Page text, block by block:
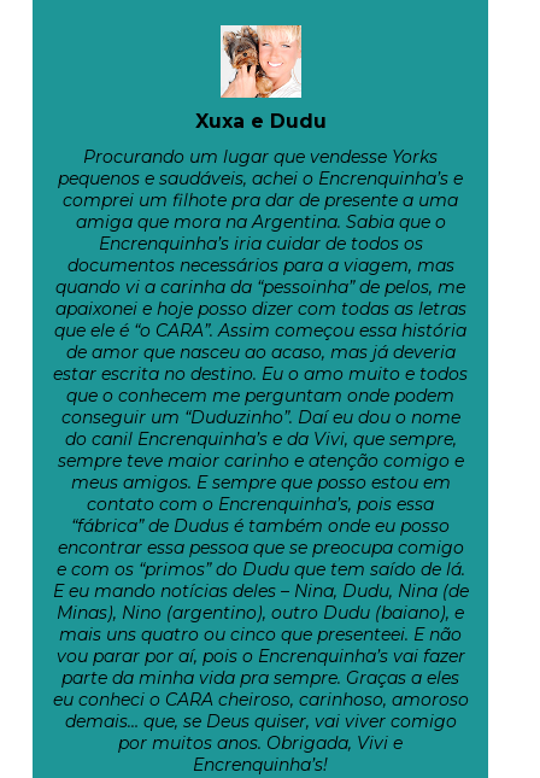
Xuxa e Dudu
Procurando um lugar que vendesse Yorks
pequenos e saudáveis, achei o Encrenquinha’s e
comprei um filhote pra dar de presente a uma
amiga que mora na Argentina. Sabia que o
Encrenquinha’s iria cuidar de todos os
documentos necessários para a viagem, mas
quando vi a carinha da “pessoinha” de pelos, me
apaixonei e hoje posso dizer com todas as letras
que ele é “o CARA”. Assim começou essa história
de amor que nasceu ao acaso, mas já deveria
estar escrita no destino. Eu o amo muito e todos
que o conhecem me perguntam onde podem
conseguir um “Duduzinho”. Daí eu dou o nome
do canil Encrenquinha’s e da Vivi, que sempre,
sempre teve maior carinho e atenção comigo e
meus amigos. E sempre que posso estou em
contato com o Encrenquinha’s, pois essa
“fábrica” de Dudus é também onde eu posso
encontrar essa pessoa que se preocupa comigo
e com os “primos” do Dudu que tem saído de lá.
E eu mando notícias deles – Nina, Dudu, Nina (de
Minas), Nino (argentino), outro Dudu (baiano), e
mais uns quatro ou cinco que presenteei. E não
vou parar por aí, pois o Encrenquinha’s vai fazer
parte da minha vida pra sempre. Graças a eles
eu conheci o CARA cheiroso, carinhoso, amoroso
demais… que, se Deus quiser, vai viver comigo
por muitos anos. Obrigada, Vivi e
Encrenquinha’s!